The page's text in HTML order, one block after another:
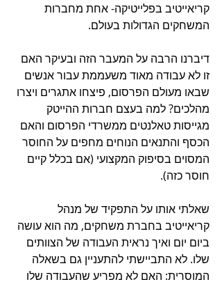
קריאייטיב בפלייטיקה- אחת מחברות
המשחקים הגדולות בעולם.
דיברנו הרבה על המעבר הזה ובעיקר האם
זו לא עבודה מאוד משעממת עבור אנשים
שבאו מעולם הפרסום, פיצחו אתגרים ויצרו
מהלכים? למה בעצם חברות ההייטק
מגייסות טאלנטים ממשרדי הפרסום והאם
הכסף והתנאים הנוחים מחפים על החוסר
המסוים בסיפוק המקצועי (אם בכלל קיים
חוסר כזה).
שאלתי אותו על התפקיד של מנהל
קריאייטיב בחברת משחקים, מה הוא עושה
ביום יום ואיך נראית העבודה של הצוותים
שלו. לא התביישתי להתעניין גם בשאלה
המוסרית: האם לא מפריע שהעבודה שלו